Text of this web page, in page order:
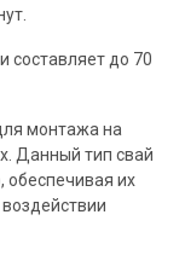
составляет до 70
монтажа на
Данный тип свай
обеспечивая их